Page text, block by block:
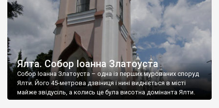
Ялта. Собор Іоанна Златоуста
Собор Іоанна Златоуста – одна із перших мурованих споруд
Ялти. Його 45-метрова дзвіниця і нині видніється в місті
майже звідусіль, а колись це була висотна домінанта Ялти.